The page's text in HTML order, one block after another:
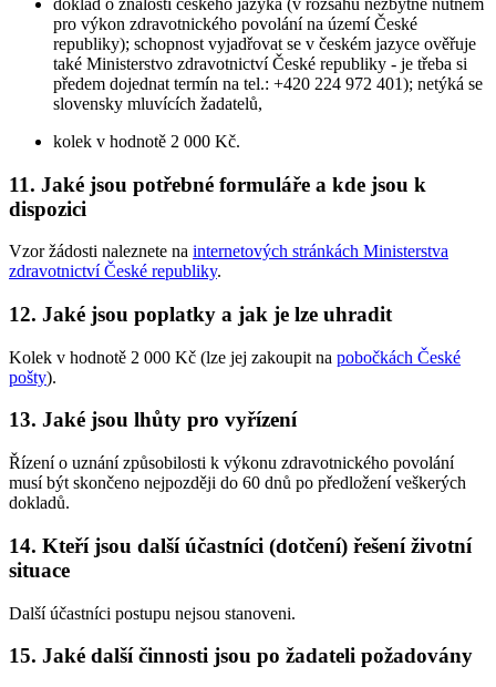
pro výkon zdravotnického povolání na území České
republiky); schopnost vyjadřovat se v českém jazyce ověřuje
také Ministerstvo zdravotnictví České republiky - je třeba si
předem dojednat termín na tel.: +420 224 972 401); netýká se
slovensky mluvících žadatelů,
kolek v hodnotě 2 000 Kč.
11. Jaké jsou potřebné formuláře a kde jsou k
dispozici
Vzor žádosti naleznete na internetových stránkách Ministerstva
zdravotnictví České republiky.
12. Jaké jsou poplatky a jak je lze uhradit
Kolek v hodnotě 2 000 Kč (lze jej zakoupit na pobočkách České
pošty).
13. Jaké jsou lhůty pro vyřízení
Řízení o uznání způsobilosti k výkonu zdravotnického povolání
musí být skončeno nejpozději do 60 dnů po předložení veškerých
dokladů.
14. Kteří jsou další účastníci (dotčení) řešení životní
situace
Další účastníci postupu nejsou stanoveni.
15. Jaké další činnosti jsou po žadateli požadovány